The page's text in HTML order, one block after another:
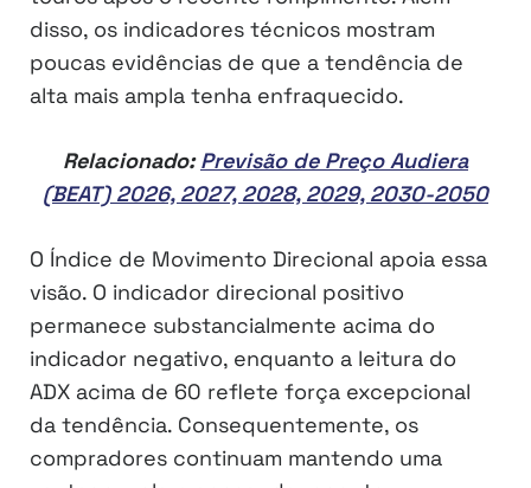
disso, os indicadores técnicos mostram
poucas evidências de que a tendência de
alta mais ampla tenha enfraquecido.
Relacionado:Previsão de Preço Audiera
(BEAT) 2026, 2027, 2028, 2029, 2030-2050
O Índice de Movimento Direcional apoia essa
visão. O indicador direcional positivo
permanece substancialmente acima do
indicador negativo, enquanto a leitura do
ADX acima de 60 reflete força excepcional
da tendência. Consequentemente, os
compradores continuam mantendo uma